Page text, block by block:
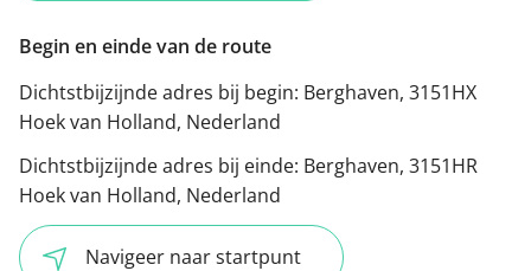
Begin en einde van de route
Dichtstbijzijnde adres bij begin: Berghaven, 3151HX
Hoek van Holland, Nederland
Dichtstbijzijnde adres bij einde: Berghaven, 3151HR
Hoek van Holland, Nederland
Navigeer naar startpunt